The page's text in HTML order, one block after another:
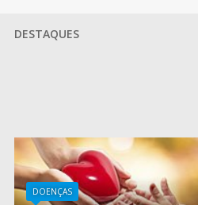
DESTAQUES
DOENÇAS